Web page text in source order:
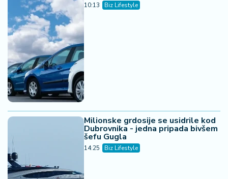
10:13 Biz Lifestyle
Milionske grdosije se usidrile kod
Dubrovnika - jedna pripada bivšem
šefu Gugla
14:25 Biz Lifestyle